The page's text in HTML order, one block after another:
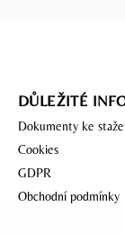
DŮLEŽITÉ
Dokumenty ke
Cookies
GDPR
Obchodní podmínky